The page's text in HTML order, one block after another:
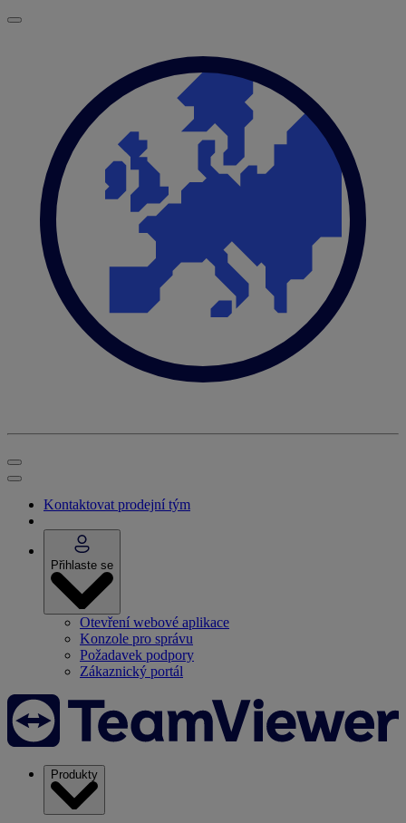
Kontaktovat prodejní tým
Přihlaste se
Otevření webové aplikace
Konzole pro správu
Požadavek podpory
Zákaznický portál
Produkty